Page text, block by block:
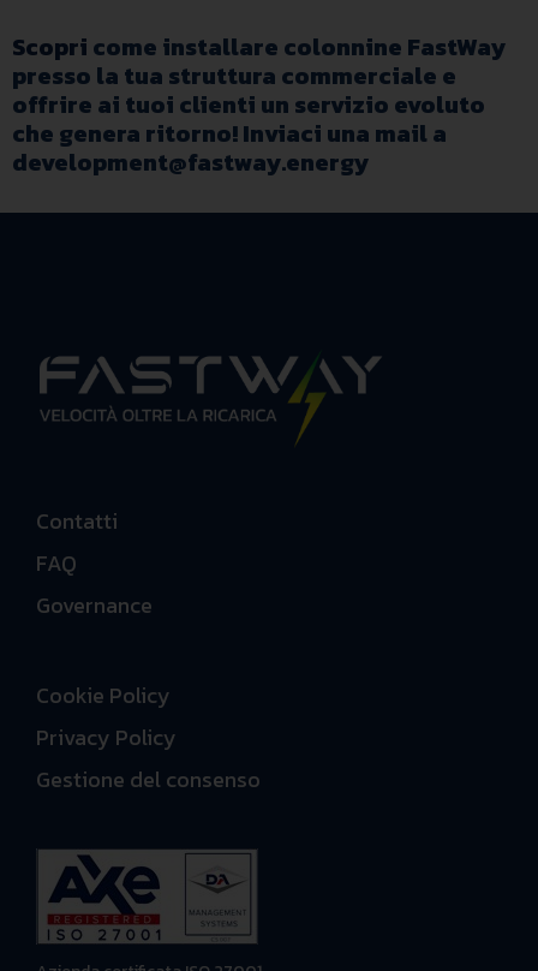
Scopri come installare colonnine FastWay
presso la tua struttura commerciale e
offrire ai tuoi clienti un servizio evoluto
che genera ritorno! Inviaci una mail a
development@fastway.energy
Contatti
FAQ
Governance
Cookie Policy
Privacy Policy
Gestione del consenso